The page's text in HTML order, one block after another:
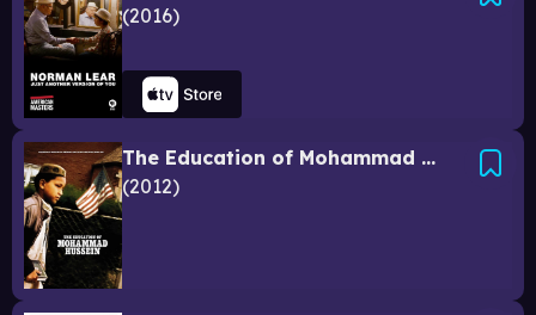
2016
The Education of Mohammad Hussein
2012